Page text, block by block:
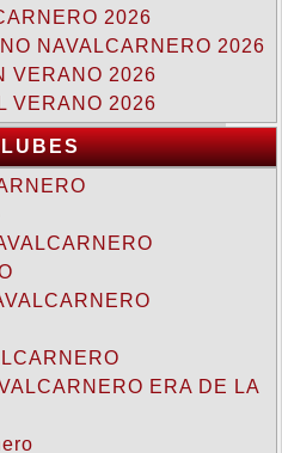
2026
NAVALCARNERO 2026
VERANO 2026
VERANO 2026
ERA DE LA